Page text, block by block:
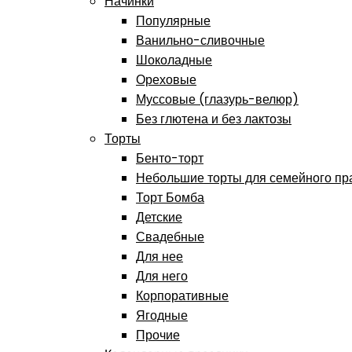
Популярные
Ванильно-сливочные
Шоколадные
Ореховые
Муссовые (глазурь-велюр)
Без глютена и без лактозы
Торты
Бенто-торт
Небольшие торты для семейного
Торт Бомба
Детские
Свадебные
Для нее
Для него
Корпоративные
Ягодные
Прочие